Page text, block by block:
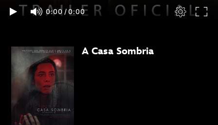
0:00 /0:00
A Casa Sombria